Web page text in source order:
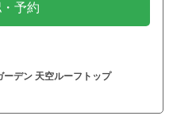
予約
デン 天空ルーフトップ